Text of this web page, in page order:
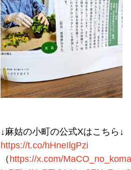
↓麻姑の小町の公式Xはこちら↓
https://t.co/hHneIlgPzi
（ https://x.com/